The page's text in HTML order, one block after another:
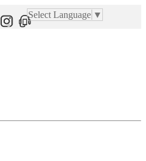
Select Language ▼